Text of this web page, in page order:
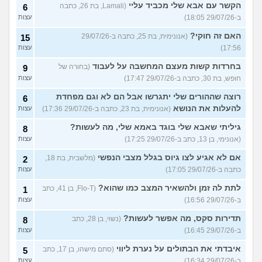
הקשר עם אבא שלי מכביד עליי
(Lamali, בת 26, כתבה
ב-29/07/26 18:05)
6
עצות
האם זה חוקי?
(אנונימית, בת 25, כתבה ב-29/07/26
17:56)
15
עצות
בחרדות קשות מעצם המחשבה על לעבוד (בחורה של
חופש, בת 30, כתבה ב-29/07/26 17:47)
9
עצות
רוצה שההורים שלי יתגרשו אבל הם לא וגם מפחדת
להעלות את הנושא (אנונימית, בת 23, כתבה ב-29/07/26 17:36)
6
עצות
גיליתי שאבא שלי בוגד באמא שלי, מה לעשות?
(אנונימי, בן 13, כתב ב-29/07/26 17:25)
8
עצות
אם לא אגיע לצו גיוס בגלל מצבי הנפשי
(מלשבית, בת 18,
כתבה ב-29/07/26 17:05)
2
עצות
לתת לה זמן ולהשאיר המצב כמו שהוא?
(Flo-T, בן 41, כתב
ב-29/07/26 16:56)
1
עצות
תדירות סקס, מה אפשר לעשות?
(נשוי, בן 28, כתב
ב-29/07/26 16:45)
8
עצות
איבדתי את הבתולים על נערת ליווי
(סתם מישהו, בן 17, כתב
5
עצות